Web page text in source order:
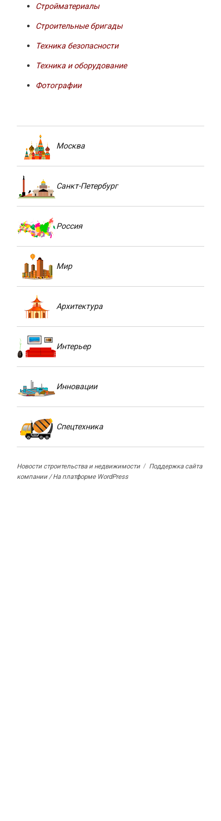
Стройматериалы
Строительные бригады
Техника безопасности
Техника и оборудование
Фотографии
Москва
Санкт-Петербург
Россия
Мир
Архитектура
Интерьер
Инновации
Спецтехника
Новости строительства и недвижимости
Поддержка сайта
компании /На платформе WordPress